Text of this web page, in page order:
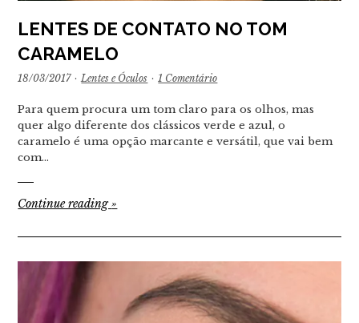
LENTES DE CONTATO NO TOM
CARAMELO
18/03/2017 · Lentes e Óculos · 1 Comentário
Para quem procura um tom claro para os olhos, mas
quer algo diferente dos clássicos verde e azul, o
caramelo é uma opção marcante e versátil, que vai bem
com…
Continue reading»